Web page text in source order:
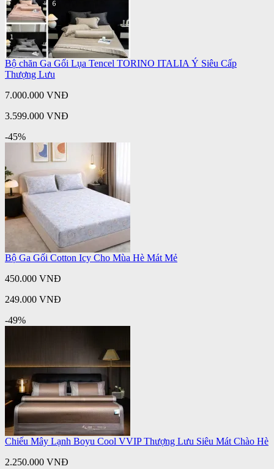
Bộ chăn Ga Gối Lụa Tencel TORINO ITALIA Ý Siêu Cấp
Thượng Lưu
7.000.000 VNĐ
3.599.000 VNĐ
-45%
Bộ Ga Gối Cotton Icy Cho Mùa Hè Mát Mẻ
450.000 VNĐ
249.000 VNĐ
-49%
Chiếu Mây Lạnh Boyu Cool VVIP Thượng Lưu Siêu Mát Chào Hè
2.250.000 VNĐ